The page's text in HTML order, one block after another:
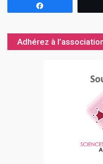
Adhérez à